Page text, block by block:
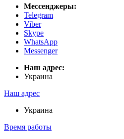
Мессенджеры:
Telegram
Viber
Skype
WhatsApp
Messenger
Наш адрес:
Украина
Наш адрес
Украина
Время работы